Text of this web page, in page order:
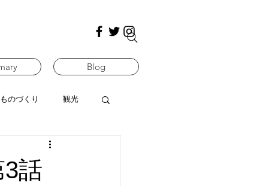
Blog
ものづくり 観光
話